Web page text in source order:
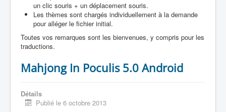
un clic souris + un déplacement souris.
Les thèmes sont chargés individuellement à la demande
pour alléger le fichier initial.
Toutes vos remarques sont les bienvenues, y compris pour les
traductions.
Mahjong In Poculis 5.0 Android
Détails
Publié le 6 octobre 2013